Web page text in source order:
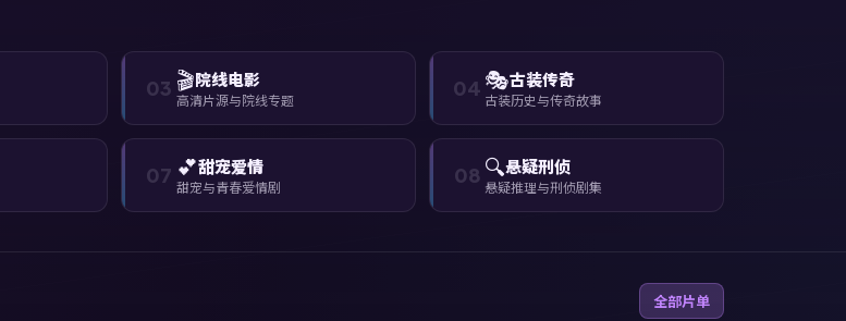
03 🎬院线电影
高清片源与院线专题 04 🎭古装传奇
古装历史与传奇故事
07 💕甜宠爱情
甜宠与青春爱情剧 08 🔍悬疑刑侦
悬疑推理与刑侦剧集
全部片单